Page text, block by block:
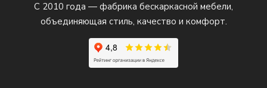
С 2010 года — фабрика бескаркасной мебели,
объединяющая стиль, качество и комфорт.